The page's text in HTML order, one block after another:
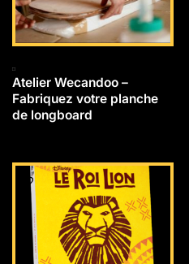
Atelier Wecandoo –
Fabriquez votre planche
de longboard